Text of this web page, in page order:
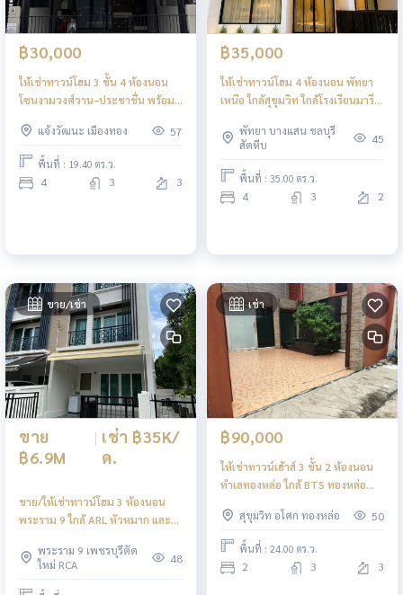
฿30,000
ให้เช่าทาวน์โฮม 3 ชั้น 4 ห้องนอน
โซนงามวงศ์วาน–ประชาชื่น พร้อม
แจ้งวัฒนะ เมืองทอง
57
พื้นที่ : 19.40 ตร.ว.
4 3 3
฿35,000
ให้เช่าทาวน์โฮม 4 ห้องนอน พัทยา
เหนือ ใกล้สุขุมวิท ใกล้โรงเรียนมารี
พัทยา บางแสน ชลบุรี
สัตหีบ
45
พื้นที่ : 35.00 ตร.ว.
4 3 2
ขาย/เช่า
ขาย
฿6.9M
| เช่า ฿35K/
ด.
ขาย/ให้เช่าทาวน์โฮม 3 ห้องนอน
พระราม 9 ใกล้ ARL หัวหมาก และ
พระราม 9 เพชรบุรีตัด
ใหม่ RCA
48
เช่า
฿90,000
ให้เช่าทาวน์เฮ้าส์ 3 ชั้น 2 ห้องนอน
ทำเลทองหล่อ ใกล้ BTS ทองหล่อ
สุขุมวิท อโศก ทองหล่อ
50
พื้นที่ : 24.00 ตร.ว.
2 3 3